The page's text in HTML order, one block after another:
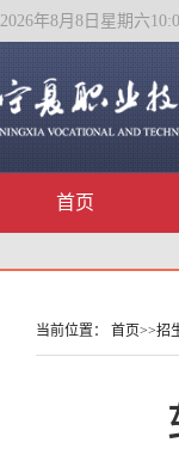
2026年8月8日星期六
首页
当前位置： 首页>>招